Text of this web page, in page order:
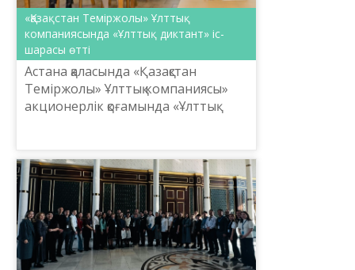
«Қазақстан Теміржолы» Ұлттық
компаниясында «Ұлттық диктант» іс-
шарасы өтті
Астана қаласында «Қазақстан
Теміржолы» Ұлттық компаниясы»
акционерлік қоғамында «Ұлттық